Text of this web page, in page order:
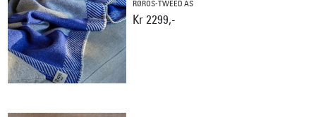
RØROS-TWEED AS
Kr 2299,-